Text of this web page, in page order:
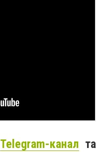
Telegram-канал та